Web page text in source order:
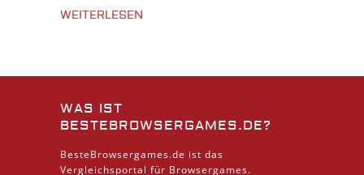
WEITERLESEN
WAS IST
BESTEBROWSERGAMES.DE?
BesteBrowsergames.de ist das
Vergleichsportal für Browsergames.